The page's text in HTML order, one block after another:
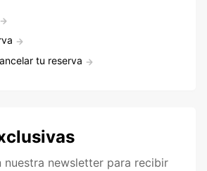
tu reserva
nuestra newsletter para recibir